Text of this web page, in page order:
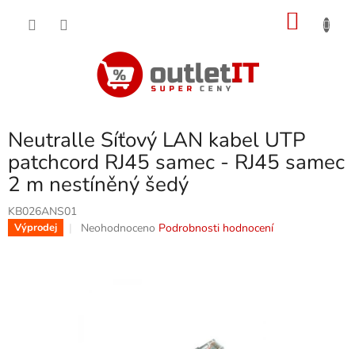
Neutralle Síťový LAN kabel UTP
patchcord RJ45 samec - RJ45 samec
2 m nestíněný šedý
KB026ANS01
Výprodej
Průměrné
Neohodnoceno Podrobnosti hodnocení